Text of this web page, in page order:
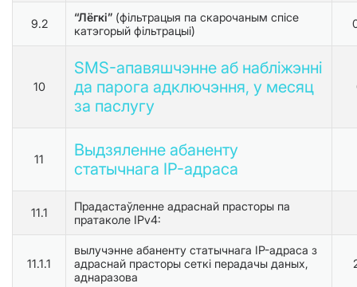
9.2 “Лёгкі” (фільтрацыя па скарочаным спісе
катэгорый фільтрацыі)
10
SMS-апавяшчэнне аб набліжэнні
да парога адключэння, у месяц
за паслугу
11
Выдзяленне абаненту
статычнага IP-адраса
11.1
Прадастаўленне адраснай прасторы па
пратаколе IPv4:
11.1.1
вылучэнне абаненту статычнага IP-адраса з
адраснай прасторы сеткі перадачы даных,
аднаразова